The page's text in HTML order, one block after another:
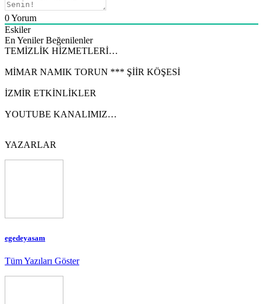
0Yorum
Eskiler
En Yeniler Beğenilenler
TEMİZLİK HİZMETLERİ…
MİMAR NAMIK TORUN *** ŞİİR KÖŞESİ
İZMİR ETKİNLİKLER
YOUTUBE KANALIMIZ…
YAZARLAR
egedeyasam
Tüm Yazıları Göster